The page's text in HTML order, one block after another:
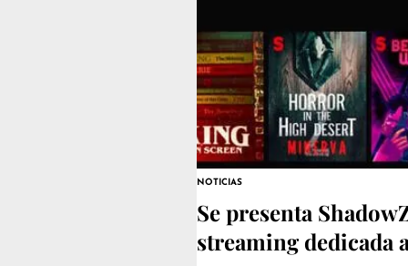
NOTICIAS
Se presenta
streaming dedicada